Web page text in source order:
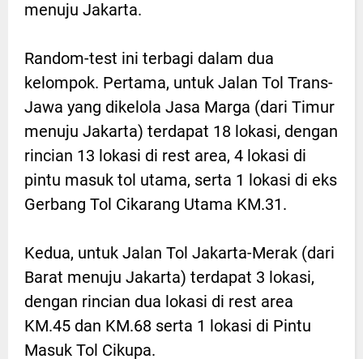
menuju Jakarta.
Random-test ini terbagi dalam dua
kelompok. Pertama, untuk Jalan Tol Trans-
Jawa yang dikelola Jasa Marga (dari Timur
menuju Jakarta) terdapat 18 lokasi, dengan
rincian 13 lokasi di rest area, 4 lokasi di
pintu masuk tol utama, serta 1 lokasi di eks
Gerbang Tol Cikarang Utama KM.31.
Kedua, untuk Jalan Tol Jakarta-Merak (dari
Barat menuju Jakarta) terdapat 3 lokasi,
dengan rincian dua lokasi di rest area
KM.45 dan KM.68 serta 1 lokasi di Pintu
Masuk Tol Cikupa.